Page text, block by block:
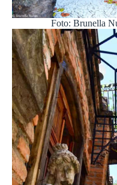
Foto: Brunella